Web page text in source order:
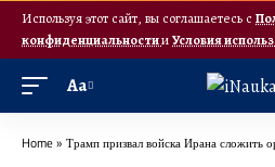
Используя этот сайт, вы соглашаетесь с
конфиденциальностииУсловия
Аа
Home » Трамп призвал войска Ирана сложить